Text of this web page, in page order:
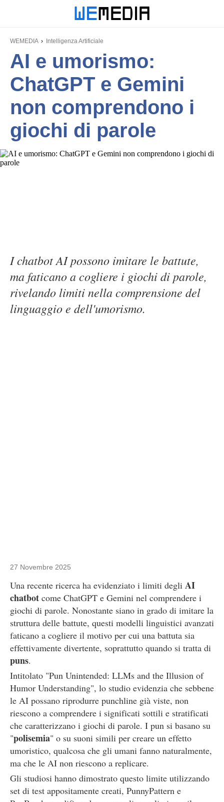
WEMEDIA Intelligenza Artificiale
AI e umorismo:
ChatGPT e Gemini
non comprendono i
giochi di parole
I chatbot AI possono imitare le battute,
ma faticano a cogliere i giochi di parole,
rivelando limiti nella comprensione del
linguaggio e dell'umorismo.
27 Novembre 2025
Una recente ricerca ha evidenziato i limiti degli AI
chatbot come ChatGPT e Gemini nel comprendere i
giochi di parole. Nonostante siano in grado di imitare la
struttura delle battute, questi modelli linguistici avanzati
faticano a cogliere il motivo per cui una battuta sia
effettivamente divertente, soprattutto quando si tratta di
puns.
Intitolato "Pun Unintended: LLMs and the Illusion of
Humor Understanding", lo studio evidenzia che sebbene
le AI possano riprodurre punchline già viste, non
riescono a comprendere i significati sottili e stratificati
che caratterizzano i giochi di parole. I pun si basano su
"polisemia" o su suoni simili per creare un effetto
umoristico, qualcosa che gli umani fanno naturalmente,
ma che le AI non riescono a replicare.
Gli studiosi hanno dimostrato questo limite utilizzando
set di test appositamente creati, PunnyPattern e